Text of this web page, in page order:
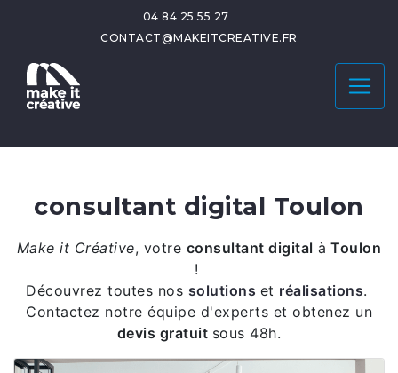
04 84 25 55 27
CONTACT@MAKEITCREATIVE.FR
consultant digital Toulon
Make it Créative, votre consultant digital à Toulon
!
Découvrez toutes nos solutions et réalisations.
Contactez notre équipe d'experts et obtenez un
devis gratuit sous 48h.